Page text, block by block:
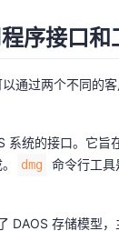
序接口和
通过两个不同的
系统的接口。它旨
dmg
命令行工具
DAOS 存储模型